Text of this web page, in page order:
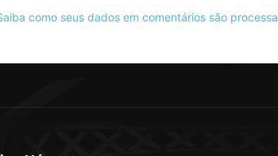
como seus dados em comentários são